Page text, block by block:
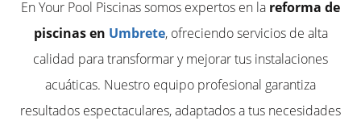
En Your Pool Piscinas somos expertos en la reforma de
piscinas en Umbrete, ofreciendo servicios de alta
calidad para transformar y mejorar tus instalaciones
acuáticas. Nuestro equipo profesional garantiza
resultados espectaculares, adaptados a tus necesidades